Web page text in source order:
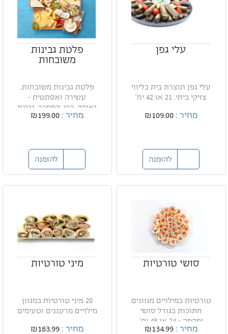
עלי גפן
עלי גפן תוצרת בית בליווי
צזיקי ביתי. 21 או 42 יח'
מחיר :₪109.00
להזמנה
פלטת גבינות
משובחות
פלטת גבינות משובחות,
עשירה ואסתטית -
גאודה, ברי, קממבר, גבינת
עי...מחיר :₪199.00
להזמנה
סושי טורטיות
טורטיות במילויים מגוונים
חתוכות בגודל סושי
יפהפה - 24 או 48 יח'
מחיר :₪134.99
מיני טורטיות
20 מיני טורטיות במגוון
מילויים מרעננים וטעימים
מחיר :₪183.99